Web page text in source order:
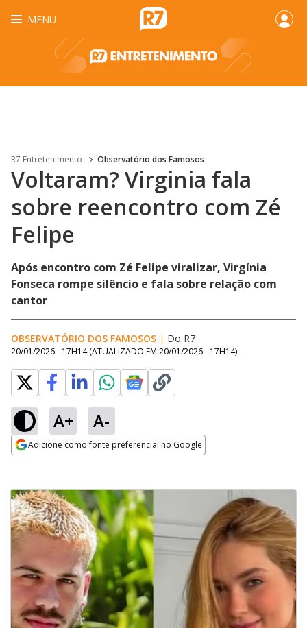
MENU
R7 Entretenimento Observatório dos Famosos
Voltaram? Virginia fala
sobre reencontro com Zé
Felipe
Após encontro com Zé Felipe viralizar, Virgínia
Fonseca rompe silêncio e fala sobre relação com
cantor
OBSERVATÓRIO DOS FAMOSOS | Do R7
20/01/2026 - 17H14 (ATUALIZADO EM 20/01/2026 - 17H14)
A+ A-
Adicione como fonte preferencial no Google